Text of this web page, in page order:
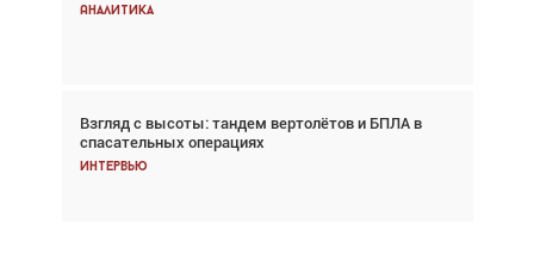
Аналитика
Взгляд с высоты: тандем вертолётов и БПЛА в
спасательных операциях
Интервью
снижается три недели подряд
Частный самолёт – это актив. Подходите к
покупке соответствующим образом
Интервью